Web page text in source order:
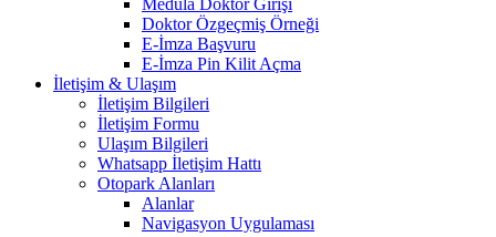
Doktor Özgeçmiş Örneği
E-İmza Başvuru
E-İmza Pin Kilit Açma
İletişim & Ulaşım
İletişim Bilgileri
İletişim Formu
Ulaşım Bilgileri
Whatsapp İletişim Hattı
Otopark Alanları
Alanlar
Navigasyon Uygulaması